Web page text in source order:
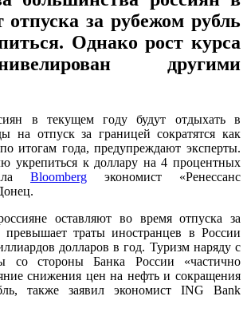
отпуска за рубежом рубль
Однако рост курса
другими
в текущем году будут отдыхать в
на отпуск за границей сократятся как
итогам года, предупреждают эксперты.
укрепиться к доллару на 4 процентных
Bloomberg экономист «Ренессанс
оставляют во время отпуска за
траты иностранцев в России
долларов в год. Туризм наряду с
со стороны Банка России «частично
снижения цен на нефть и сокращения
также заявил экономист ING Bank